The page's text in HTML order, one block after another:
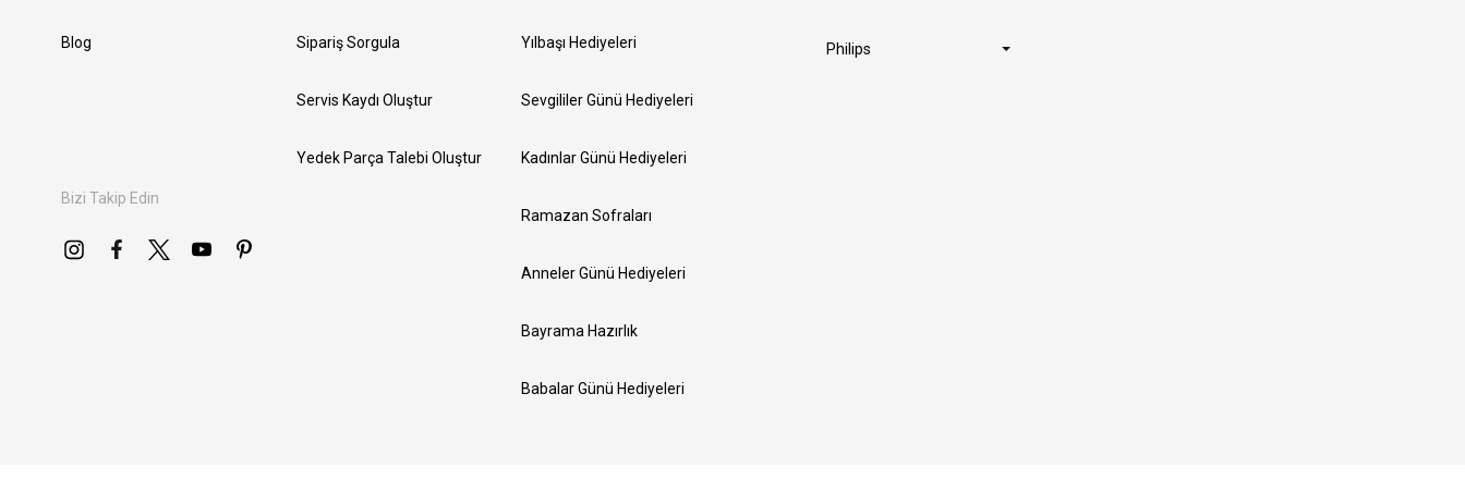
Blog
Bizi Takip Edin
Sipariş Sorgula
Servis Kaydı Oluştur
Yedek Parça Talebi Oluştur
Yılbaşı Hediyeleri
Sevgililer Günü Hediyeleri
Kadınlar Günü Hediyeleri
Ramazan Sofraları
Anneler Günü Hediyeleri
Bayrama Hazırlık
Babalar Günü Hediyeleri
Philips